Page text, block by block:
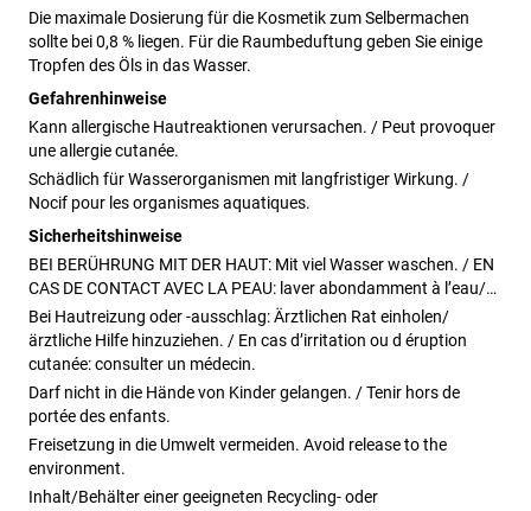
Die maximale Dosierung für die Kosmetik zum Selbermachen
sollte bei 0,8 % liegen. Für die Raumbeduftung geben Sie einige
Tropfen des Ö ls in das Wasser.
Gefahrenhinweise
Kann allergische Hautreaktionen verursachen. / Peut provoquer
une allergie cutanée.
Schädlich für Wasserorganismen mit langfristiger Wirkung. /
Nocif pour les organismes aquatiques.
Sicherheitshinweise
BEI BERÜHRUNG MIT DER HAUT: Mit viel Wasser waschen. / EN
CAS DE CONTACT AVEC LA PEAU: laver abondamment à l’eau/…
Bei Hautreizung oder -ausschlag: Ärztlichen Rat einholen/
ärztliche Hilfe hinzuziehen. / En cas d’irritation ou d éruption
cutanée: consulter un médecin.
Darf nicht in die Hände von Kinder gelangen. / Tenir hors de
portée des enfants.
Freisetzung in die Umwelt vermeiden. Avoid release to the
environment.
Inhalt/Behälter einer geeigneten Recycling- oder